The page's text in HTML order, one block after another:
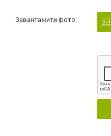
Завантажити фото: